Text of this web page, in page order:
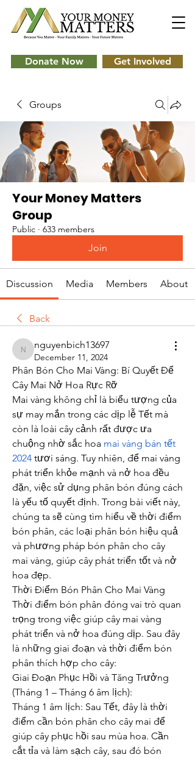
Donate Now Get Involved
Groups
Your Money Matters
Group
Public · 633 members
Join
Discussion Media Members About
Back
nguyenbich13697
nguyenbich13697
December 11, 2024
Phân Bón Cho Mai Vàng: Bí Quyết Để
Cây Mai Nở Hoa Rực Rỡ
Mai vàng không chỉ là biểu tượng của
sự may mắn trong các dịp lễ Tết mà
còn là loài cây cảnh rất được ưa
chuộng nhờ sắc hoa mai vàng bán tết
2024 tươi sáng. Tuy nhiên, để mai vàng
phát triển khỏe mạnh và nở hoa đều
đặn, việc sử dụng phân bón đúng cách
là yếu tố quyết định. Trong bài viết này,
chúng ta sẽ cùng tìm hiểu về thời điểm
bón phân, các loại phân bón hiệu quả
và phương pháp bón phân cho cây
mai vàng, giúp cây phát triển tốt và nở
hoa đẹp.
Thời Điểm Bón Phân Cho Mai Vàng
Thời điểm bón phân đóng vai trò quan
trọng trong việc giúp cây mai vàng
phát triển và nở hoa đúng dịp. Sau đây
là những giai đoạn và thời điểm bón
phân thích hợp cho cây:
Giai Đoạn Phục Hồi và Tăng Trưởng
(Tháng 1 – Tháng 6 âm lịch):
Tháng 1 âm lịch: Sau Tết, đây là thời
điểm cần bón phân cho cây mai để
giúp cây phục hồi sau mùa hoa. Cần
cắt tỉa và làm sạch cây, sau đó bón